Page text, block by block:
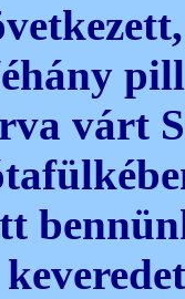
várt